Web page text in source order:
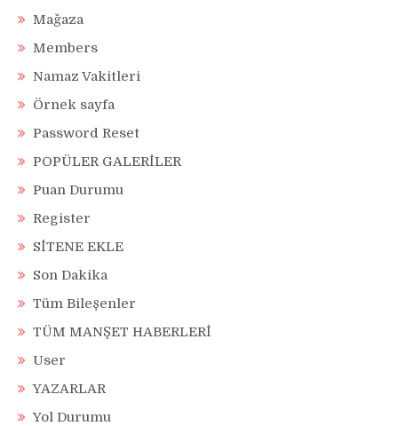
Mağaza
Members
Namaz Vakitleri
Örnek sayfa
Password Reset
POPÜLER GALERİLER
Puan Durumu
Register
SİTENE EKLE
Son Dakika
Tüm Bileşenler
TÜM MANŞET HABERLERİ
User
YAZARLAR
Yol Durumu